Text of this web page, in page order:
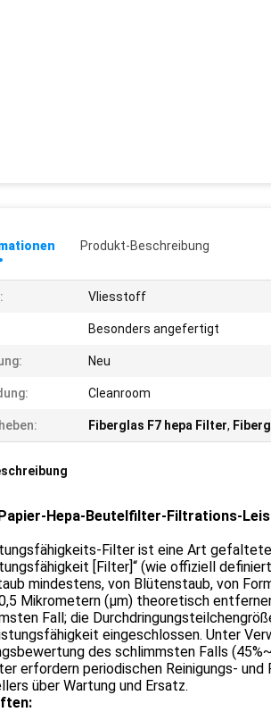
Produkt-Beschreibung
Vliesstoff
Besonders angefertigt
Neu
Cleanroom
Fiberglas F7 hepa Filter,
Hepa-Beutelfilter-Filtrations-
Filter ist eine Art
[Filter]“ (wie offiziell
mindestens, von Blütenstaub, von
Mikrometern (µm) theoretisch
Fall; die
eingeschlossen. Unter
des schlimmsten Falls
erfordern periodischen Reinigungs-
über Wartung und Ersatz.